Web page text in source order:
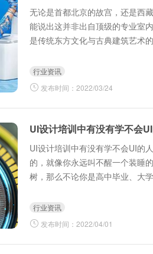
无论是首都北京的故宫，还是西
能说出这并非出自顶级的专业室
是传统东方文化与古典建筑艺术的
行业资讯
发布时间：2022/03/24
UI设计培训中有没有学不会
UI设计培训中有没有学不会UI的
的，就像你永远叫不醒一个装睡
树，那么不论你是高中毕业、大
行业资讯
发布时间：2022/04/01